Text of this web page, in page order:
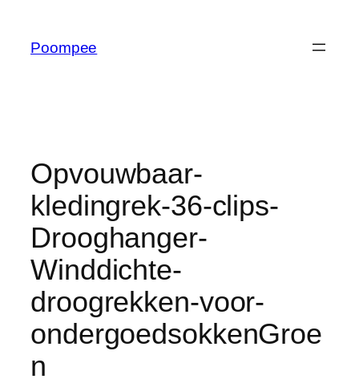
Poompee
Opvouwbaar-
kledingrek-36-clips-
Drooghanger-
Winddichte-
droogrekken-voor-
ondergoedsokkenGroe
n